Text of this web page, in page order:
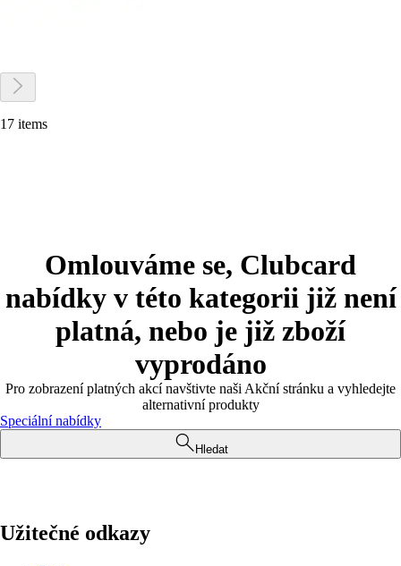
17 items
Omlouváme se, Clubcard
nabídky v této kategorii již není
platná, nebo je již zboží
vyprodáno
Pro zobrazení platných akcí navštivte naši Akční stránku a vyhledejte
alternativní produkty
Speciální nabídky
Hledat
Užitečné odkazy